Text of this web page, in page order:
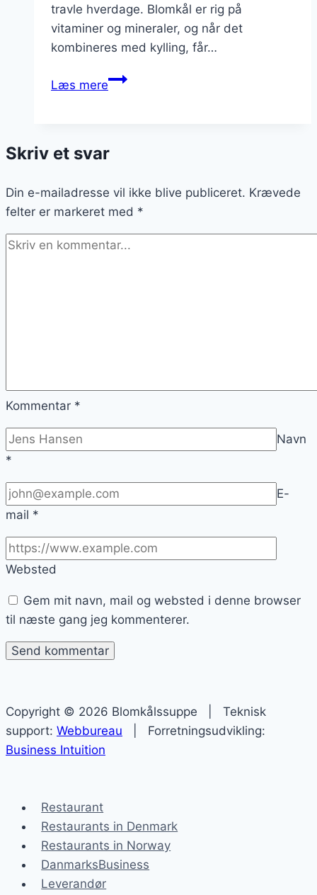
travle hverdage. Blomkål er rig på
vitaminer og mineraler, og når det
kombineres med kylling, får…
Læs mereBlomkålssuppe
middag
Skriv et svar
Din e-mailadresse vil ikke blive publiceret. Krævede
felter er markeret med *
Kommentar *
Navn
*
E-
mail *
Websted
Gem mit navn, mail og websted i denne browser
til næste gang jeg kommenterer.
Copyright © 2026 Blomkålssuppe | Teknisk
support: Webbureau | Forretningsudvikling:
Business Intuition
Restaurant
Restaurants in Denmark
Restaurants in Norway
DanmarksBusiness
Leverandør